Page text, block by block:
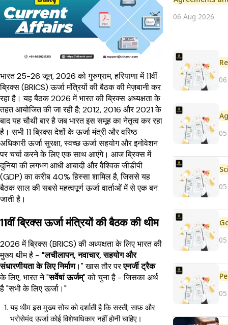
भारत 25-26 जून, 2026 को गुरुग्राम, हरियाणा में 11वीं
ब्रिक्स (BRICS) ऊर्जा मंत्रियों की बैठक की मेज़बानी कर
रहा है। यह बैठक 2026 में भारत की ब्रिक्स अध्यक्षता के
तहत आयोजित की जा रही है; 2012, 2016 और 2021 के
बाद यह चौथी बार है जब भारत इस समूह का नेतृत्व कर रहा
है। सभी 11 ब्रिक्स देशों के ऊर्जा मंत्री और वरिष्ठ
अधिकारी ऊर्जा सुरक्षा, स्वच्छ ऊर्जा सहयोग और इनोवेशन
पर चर्चा करने के लिए एक साथ आएंगे। आज ब्रिक्स में
दुनिया की लगभग आधी आबादी और वैश्विक जीडीपी
(GDP) का करीब 40% हिस्सा शामिल है, जिससे यह
बैठक साल की सबसे महत्वपूर्ण ऊर्जा वार्ताओं में से एक बन
जाती है।
11वीं ब्रिक्स ऊर्जा मंत्रियों की बैठक की थीम
2026 में ब्रिक्स (BRICS) की अध्यक्षता के लिए भारत की
मुख्य थीम है - "लचीलापन, नवाचार, सहयोग और
संधारणीयता के लिए निर्माण।" खास तौर परएनर्जी ट्रैक
के लिए, भारत ने "सर्वेषां ऊर्जम्" को चुना है - जिसका अर्थ
है "सभी के लिए ऊर्जा।"
यह थीम इस मुख्य सोच को दर्शाती है कि सस्ती, साफ़ और
भरोसेमंद ऊर्जा कोई विशेषाधिकार नहीं होनी चाहिए।
06 Aug 2026